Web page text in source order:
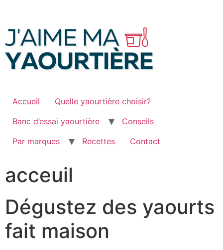
contenu
Accueil
Quelle yaourtière choisir?
Banc d’essai yaourtière
Conseils
Par marques
Recettes Contact
acceuil
Dégustez des yaourts
fait maison